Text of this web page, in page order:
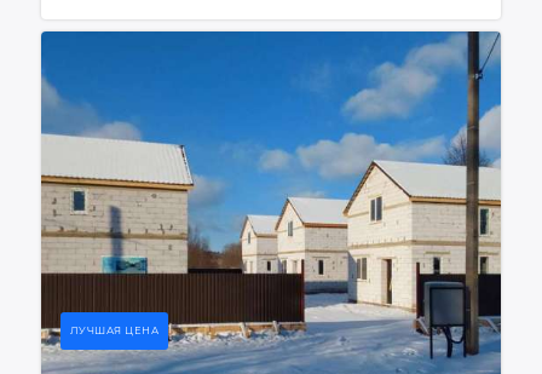
ЛУЧШАЯ ЦЕНА